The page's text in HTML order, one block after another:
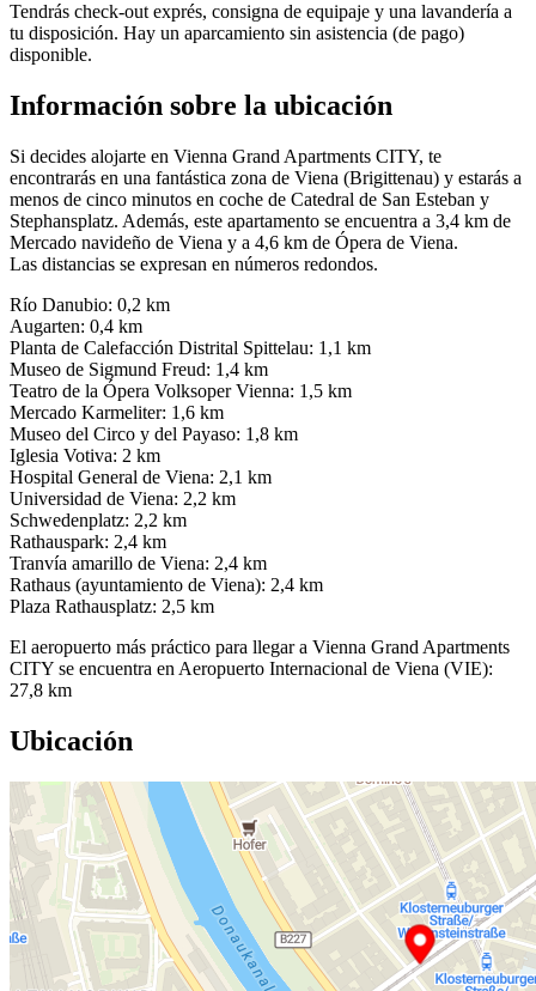
Tendrás check-out exprés, consigna de equipaje y una lavandería a
tu disposición. Hay un aparcamiento sin asistencia (de pago)
disponible.
Información sobre la ubicación
Si decides alojarte en Vienna Grand Apartments CITY, te
encontrarás en una fantástica zona de Viena (Brigittenau) y estarás a
menos de cinco minutos en coche de Catedral de San Esteban y
Stephansplatz. Además, este apartamento se encuentra a 3,4 km de
Mercado navideño de Viena y a 4,6 km de Ópera de Viena.
Las distancias se expresan en números redondos.
Río Danubio: 0,2 km
Augarten: 0,4 km
Planta de Calefacción Distrital Spittelau: 1,1 km
Museo de Sigmund Freud: 1,4 km
Teatro de la Ópera Volksoper Vienna: 1,5 km
Mercado Karmeliter: 1,6 km
Museo del Circo y del Payaso: 1,8 km
Iglesia Votiva: 2 km
Hospital General de Viena: 2,1 km
Universidad de Viena: 2,2 km
Schwedenplatz: 2,2 km
Rathauspark: 2,4 km
Tranvía amarillo de Viena: 2,4 km
Rathaus (ayuntamiento de Viena): 2,4 km
Plaza Rathausplatz: 2,5 km
El aeropuerto más práctico para llegar a Vienna Grand Apartments
CITY se encuentra en Aeropuerto Internacional de Viena (VIE):
27,8 km
Ubicación